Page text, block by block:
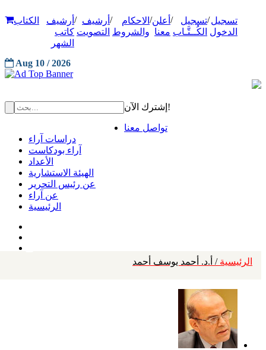
تسجيل
الدخول
/تسجيل
الكُــتَّـاب
/ أعلن
معنا
/ الاحكام
والشروط
/ أرشيف
التصويت
/ أرشيف
كاتب
الشهر
الكتاب
Aug 10 / 2026
إشترك الآن!
تواصل معنا
دراسات آراء
آراء بودكاست
الأعداد
الهيئة الاستشارية
عن رئيس التحرير
عن آراء
الرئيسية
الرئيسية / أ.د. أحمد يوسف أحمد